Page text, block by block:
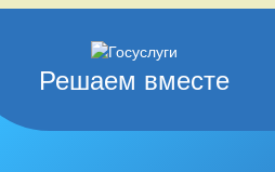
Решаем вместе